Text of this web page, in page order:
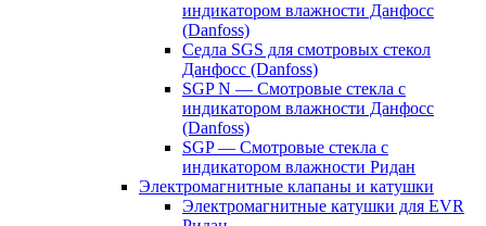
индикатором влажности Данфосс
(Danfoss)
Седла SGS для смотровых стекол
Данфосс (Danfoss)
SGP N — Смотровые стекла с
индикатором влажности Данфосс
(Danfoss)
SGP — Смотровые стекла с
индикатором влажности Ридан
Электромагнитные клапаны и катушки
Электромагнитные катушки для EVR